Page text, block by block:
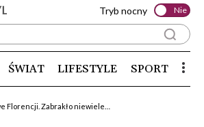
Tryb nocny Nie
ŚWIAT LIFESTYLE SPORT
Florencji. Zabrakło niewiele…